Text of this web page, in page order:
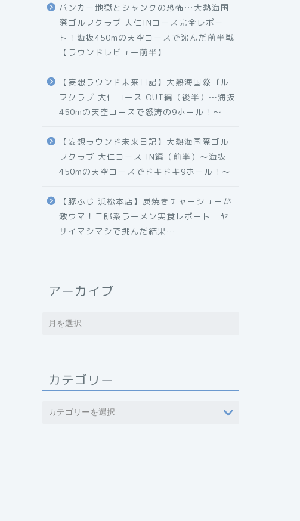
バンカー地獄とシャンクの恐怖…大熱海国
際ゴルフクラブ 大仁INコース完全レポー
ト！海抜450mの天空コースで沈んだ前半戦
【ラウンドレビュー前半】
【妄想ラウンド未来日記】大熱海国際ゴル
フクラブ 大仁コース OUT編（後半）〜海抜
450mの天空コースで怒涛の9ホール！〜
【妄想ラウンド未来日記】大熱海国際ゴル
フクラブ 大仁コース IN編（前半）〜海抜
450mの天空コースでドキドキ9ホール！〜
【豚ふじ 浜松本店】炭焼きチャーシューが
激ウマ！二郎系ラーメン実食レポート｜ヤ
サイマシマシで挑んだ結果…
アーカイブ
カテゴリー